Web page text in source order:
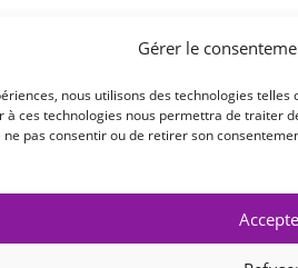
Gérer le
nous utilisons des technologies
à ces technologies nous permettra de traiter
ne pas consentir ou de retirer son